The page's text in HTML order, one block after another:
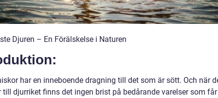
Djuren – En Förälskelse i Naturen
har en inneboende dragning till det som är sött. Och när
till djurriket finns det ingen brist på bedårande varelser som